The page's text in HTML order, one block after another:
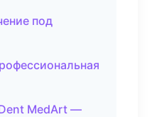
под
MedArt —